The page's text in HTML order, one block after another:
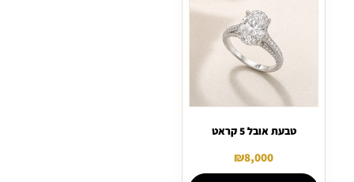
טבעת אובל 5 קראט
₪8,000